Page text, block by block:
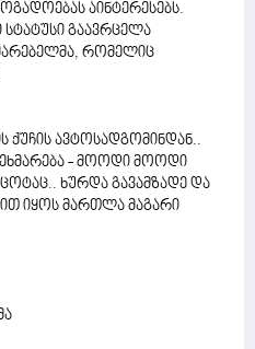
აინტერესებს.
გაავრცელა
რომელიც
ქუჩის ავტოსადგომინდან..
- მოოდი მოოდი
ხურდა გავამზადე და
იყოს მართლა მაგარი